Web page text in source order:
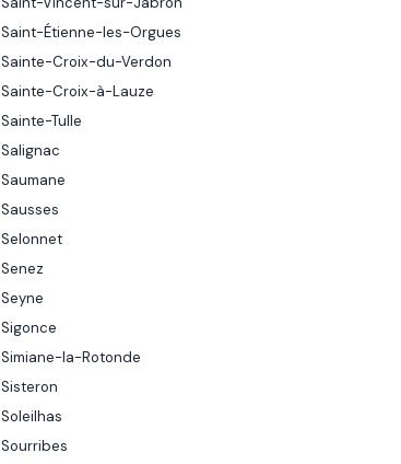
Saint-Étienne-les-Orgues
Sainte-Croix-du-Verdon
Sainte-Croix-à-Lauze
Sainte-Tulle
Salignac
Saumane
Sausses
Selonnet
Senez
Seyne
Sigonce
Simiane-la-Rotonde
Sisteron
Soleilhas
Sourribes